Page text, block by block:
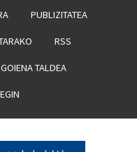
PUBLIZITATEA
RSS
GOIENA TALDEA